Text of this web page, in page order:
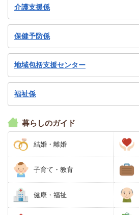
介護支援係
保健予防係
地域包括支援センター
福祉係
暮らしのガイド
結婚・離婚
子育て・教育
健康・福祉